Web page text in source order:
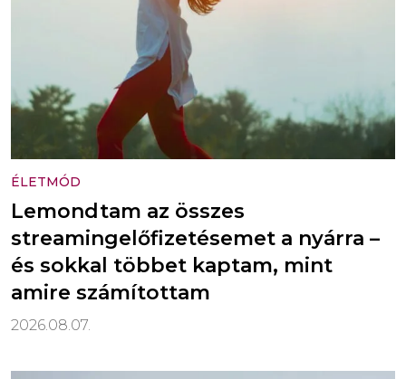
ÉLETMÓD
Lemondtam az összes
streamingelőfizetésemet a nyárra –
és sokkal többet kaptam, mint
amire számítottam
2026.08.07.